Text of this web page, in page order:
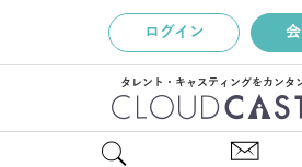
ログイン
タレント・キャスティングをカンタ